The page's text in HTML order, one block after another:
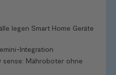
legen Smart Home Geräte
Integration
sense: Mähroboter ohne